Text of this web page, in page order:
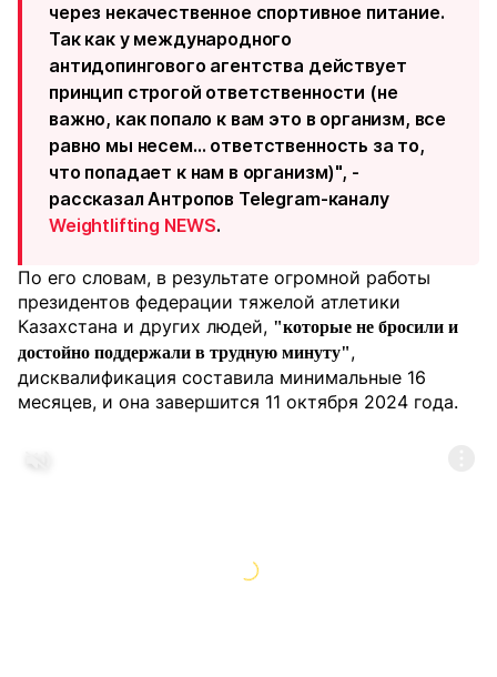
через некачественное спортивное питание.
Так как у международного
антидопингового агентства действует
принцип строгой ответственности (не
важно, как попало к вам это в организм, все
равно мы несем… ответственность за то,
что попадает к нам в организм)", -
рассказал Антропов Telegram-каналу
Weightlifting NEWS.
По его словам, в результате огромной работы
президентов федерации тяжелой атлетики
Казахстана и других людей, "которые не бросили и
достойно поддержали в трудную минуту",
дисквалификация составила минимальные 16
месяцев, и она завершится 11 октября 2024 года.